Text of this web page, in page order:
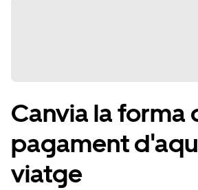
Canvia la forma
pagament
viatge